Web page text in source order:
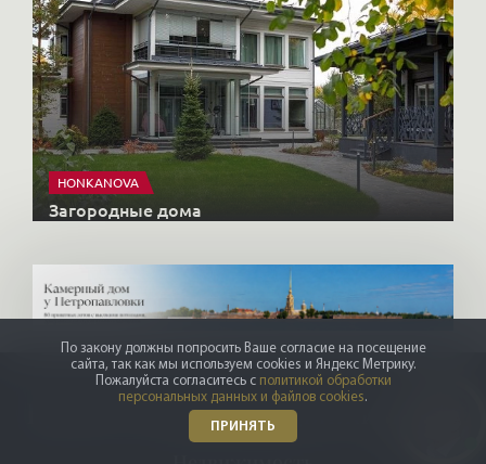
HONKANOVA
Загородные дома
Купить элитную недвижимость
По закону должны попросить Ваше согласие на посещение
сайта, так как мы используем cookies и Яндекс Метрику.
Пожалуйста согласитесь с политикой обработки
персональных данных и файлов cookies.
ПРИНЯТЬ